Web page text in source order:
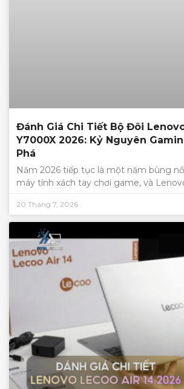
Đánh Giá Chi Tiết Bộ Đôi
Y7000X 2026: Kỷ Nguyên
Phá
Năm 2026 tiếp tục là một năm bùng
máy tính xách tay chơi game, và
20 Tháng 7, 2026